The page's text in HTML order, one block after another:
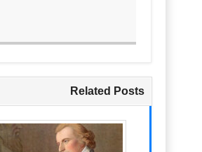
Related Posts